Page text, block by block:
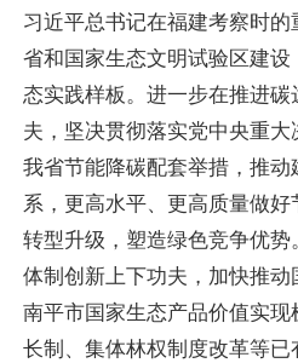
习近平总书记在福建考察时
省和国家生态文明试验区建
态实践样板。进一步在推进
夫，坚决贯彻落实党中央重
我省节能降碳配套举措，推
系，更高水平、更高质量做
转型升级，塑造绿色竞争优
体制创新上下功夫，加快推动
南平市国家生态产品价值实
长制、集体林权制度改革等